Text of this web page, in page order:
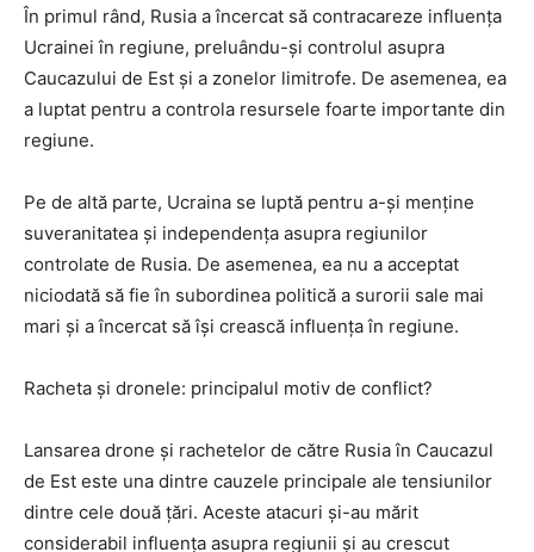
În primul rând, Rusia a încercat să contracareze influența
Ucrainei în regiune, preluându-și controlul asupra
Caucazului de Est și a zonelor limitrofe. De asemenea, ea
a luptat pentru a controla resursele foarte importante din
regiune.
Pe de altă parte, Ucraina se luptă pentru a-și menține
suveranitatea și independența asupra regiunilor
controlate de Rusia. De asemenea, ea nu a acceptat
niciodată să fie în subordinea politică a surorii sale mai
mari și a încercat să își crească influența în regiune.
Racheta și dronele: principalul motiv de conflict?
Lansarea drone și rachetelor de către Rusia în Caucazul
de Est este una dintre cauzele principale ale tensiunilor
dintre cele două țări. Aceste atacuri și-au mărit
considerabil influența asupra regiunii și au crescut